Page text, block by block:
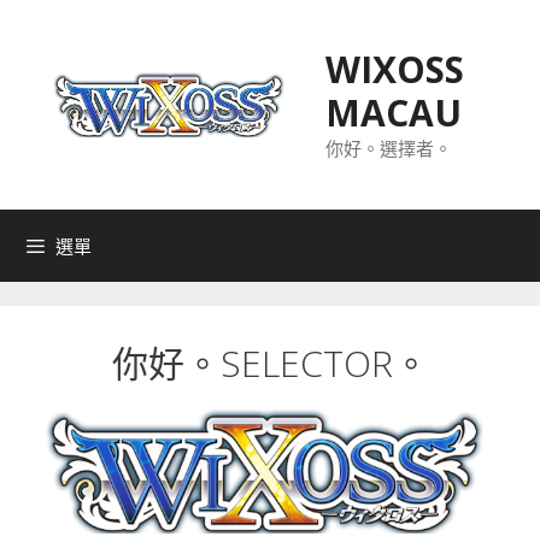
WIXOSS
MACAU
你好。選擇者。
選單
你好。SELECTOR。